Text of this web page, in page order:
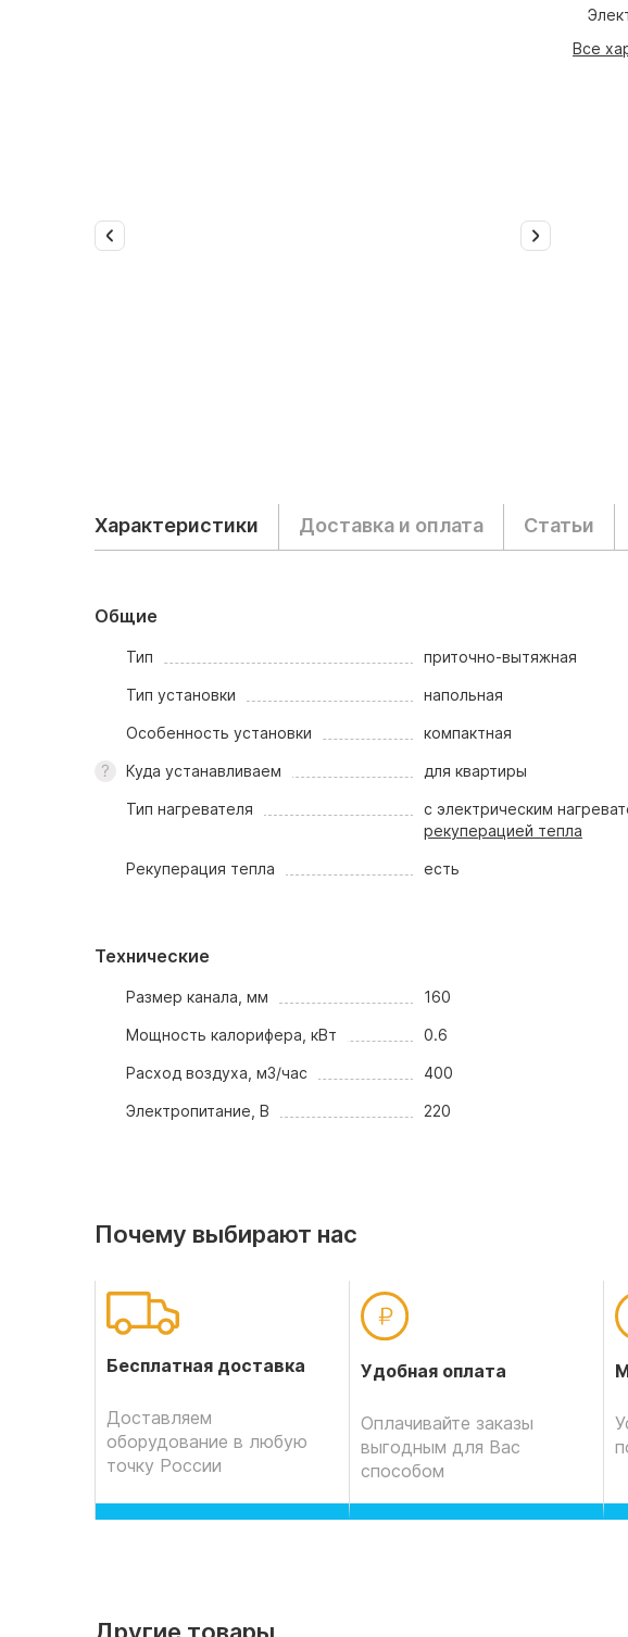
Все
Характеристики Доставка и оплата Статьи
Общие
Тип приточно-вытяжная
Тип установки напольная
Особенность установки компактная
Куда устанавливаем для квартиры
Тип нагревателя с электрическим
рекуперацией тепла
Рекуперация тепла есть
Технические
Размер канала, мм 160
Мощность калорифера, кВт 0.6
Расход воздуха, м3/час 400
Электропитание, В 220
Почему выбирают нас
Бесплатная доставка
Доставляем
оборудование в любую
точку России
Удобная оплата
Оплачивайте заказы
выгодным для Вас
способом